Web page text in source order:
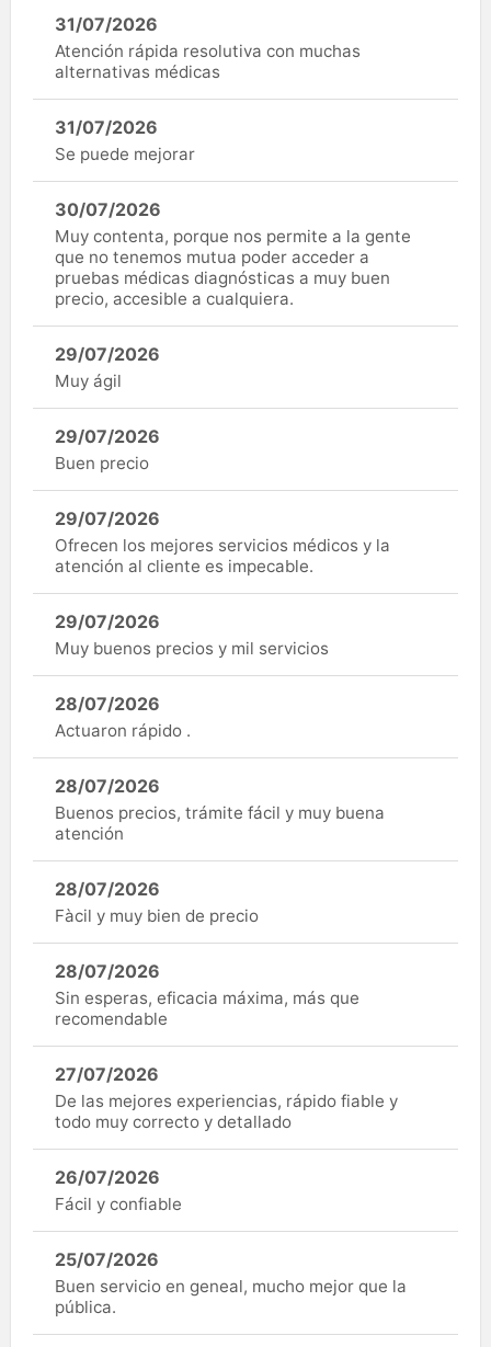
31/07/2026
Atención rápida resolutiva con muchas
alternativas médicas
31/07/2026
Se puede mejorar
30/07/2026
Muy contenta, porque nos permite a la gente
que no tenemos mutua poder acceder a
pruebas médicas diagnósticas a muy buen
precio, accesible a cualquiera.
29/07/2026
Muy ágil
29/07/2026
Buen precio
29/07/2026
Ofrecen los mejores servicios médicos y la
atención al cliente es impecable.
29/07/2026
Muy buenos precios y mil servicios
28/07/2026
Actuaron rápido .
28/07/2026
Buenos precios, trámite fácil y muy buena
atención
28/07/2026
Fàcil y muy bien de precio
28/07/2026
Sin esperas, eficacia máxima, más que
recomendable
27/07/2026
De las mejores experiencias, rápido fiable y
todo muy correcto y detallado
26/07/2026
Fácil y confiable
25/07/2026
Buen servicio en geneal, mucho mejor que la
pública.